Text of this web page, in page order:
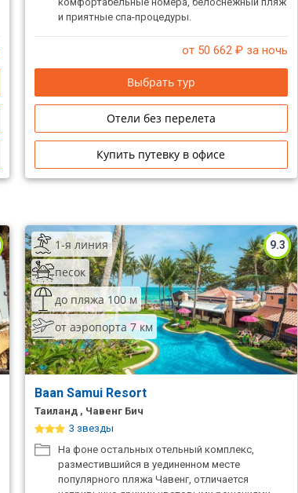
и приятные спа-процедуры.
от 50 662₽ за ночь
Выбрать тур
Отели без перелета
Купить путевку в офисе
9.3
1-я линия
песок
до пляжа 100 м
от аэропорта 7 км
Baan Samui Resort
Таиланд , Чавенг Бич
3 звезды
На фоне остальных отельный комплекс,
разместившийся в уединенном месте
популярного пляжа Чавенг, отличается